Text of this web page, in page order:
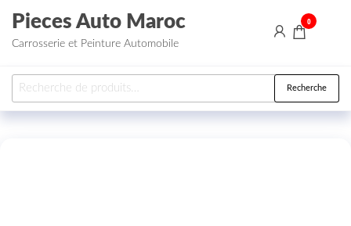
Aller au contenu
Pieces Auto Maroc
Carrosserie et Peinture Automobile
0
Recherche pour : Recherche